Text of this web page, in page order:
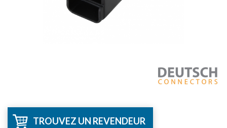
TROUVEZ UN REVENDEUR